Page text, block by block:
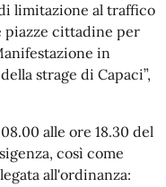
limitazione al traffico
piazze cittadine per
in
strage di Capaci”,
alle ore 18.30 del
così come
all'ordinanza: